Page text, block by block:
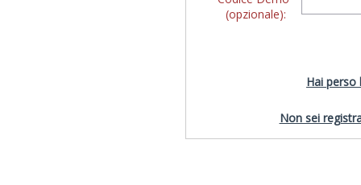
(opzionale):
Hai perso
Non sei